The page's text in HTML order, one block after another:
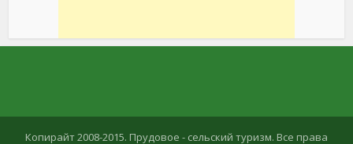
Копирайт 2008-2015. Прудовое - сельский туризм. Все права